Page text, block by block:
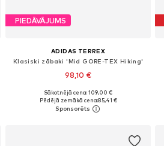
PIEDĀVĀJUMS
ADIDAS TERREX
Klasiski zābaki 'Mid GORE-TEX Hiking'
98,10 €
Pieejams daudzos izmēros
Pievienot grozam
Sākotnējā cena: 109,00 €
Pēdējā zemākā cena:85,41 €